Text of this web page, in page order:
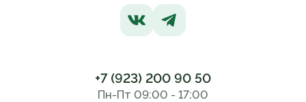
+7 (923) 200 90 50
Пн-Пт 09:00 - 17:00